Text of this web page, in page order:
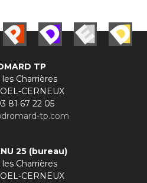
TP
les Charrières
CERNEUX
81 67 22 05
tp.com
25 (bureau)
les Charrières
CERNEUX